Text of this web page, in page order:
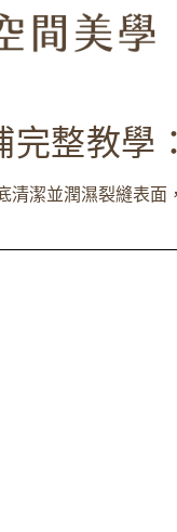
完整教學
清潔並潤濕裂縫表